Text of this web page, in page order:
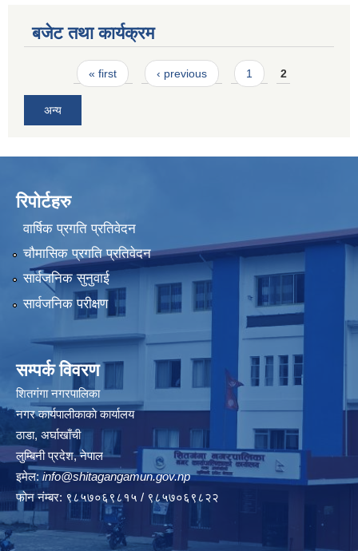
बजेट तथा कार्यक्रम
Pages« first ‹ previous 1 2
अन्य
रिपोर्टहरु
वार्षिक प्रगति प्रतिवेदन
चौमासिक प्रगति प्रतिवेदन
सार्वजनिक सुनुवाई
सार्वजनिक परीक्षण
सम्पर्क विवरण
शितगंगा नगरपालिका
नगर कार्यपालीकाकाे कार्यालय
ठाडा, अर्घाखाँची
लुम्बिनी प्रदेश, नेपाल
इमेल: info@shitagangamun.gov.np
फोन नंम्बर: ९८५७०६९८१५ / ९८५७०६९८२२